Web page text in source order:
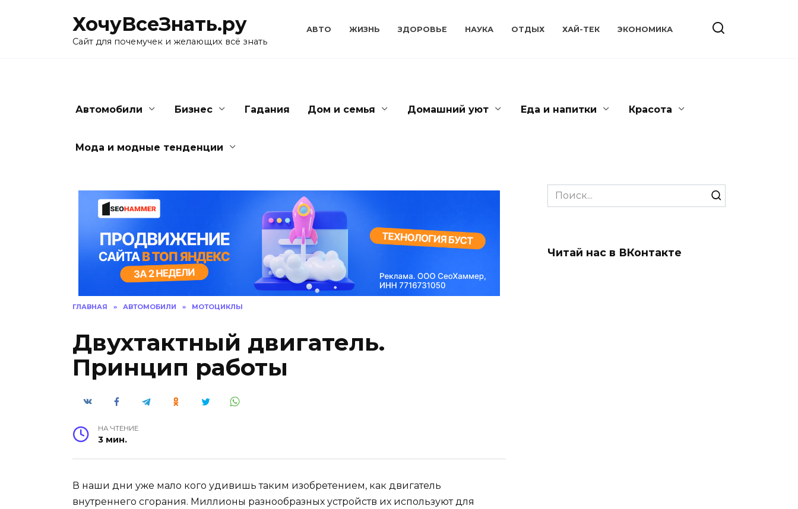
ХочуВсеЗнать.ру
Сайт для почемучек и желающих всё знать
АВТО ЖИЗНЬ ЗДОРОВЬЕ НАУКА ОТДЫХ ХАЙ-ТЕК ЭКОНОМИКА
Автомобили Бизнес Гадания Дом и семья Домашний уют Еда и напитки Красота
Мода и модные тенденции
ГЛАВНАЯ » АВТОМОБИЛИ » МОТОЦИКЛЫ
Двухтактный двигатель.
Принцип работы
НА ЧТЕНИЕ
3 мин.
В наши дни уже мало кого удивишь таким изобретением, как двигатель
внутреннего сгорания. Миллионы разнообразных устройств их используют для
Search
for:
Читай нас в ВКонтакте